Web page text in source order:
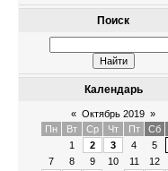
Поиск
Календарь
« Октябрь 2019 »
Пн
Вт Ср Чт Пт Сб
1
2 3 4 5
7
8 9 10 11 12